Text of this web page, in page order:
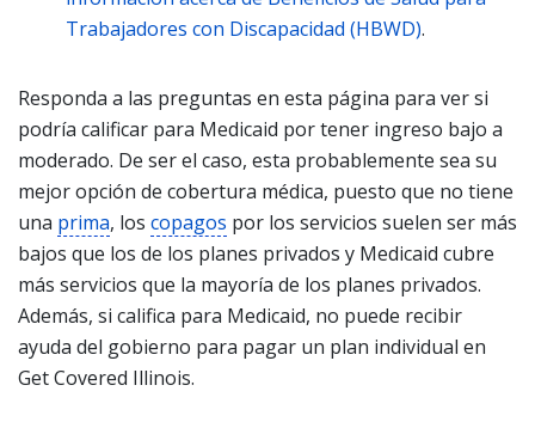
Trabajadores con Discapacidad (HBWD).
Responda a las preguntas en esta página para ver si
podría calificar para Medicaid por tener ingreso bajo a
moderado. De ser el caso, esta probablemente sea su
mejor opción de cobertura médica, puesto que no tiene
una prima, los copagos por los servicios suelen ser más
bajos que los de los planes privados y Medicaid cubre
más servicios que la mayoría de los planes privados.
Además, si califica para Medicaid, no puede recibir
ayuda del gobierno para pagar un plan individual en
Get Covered Illinois.